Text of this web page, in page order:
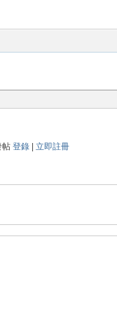
帖 登錄| 立即註冊